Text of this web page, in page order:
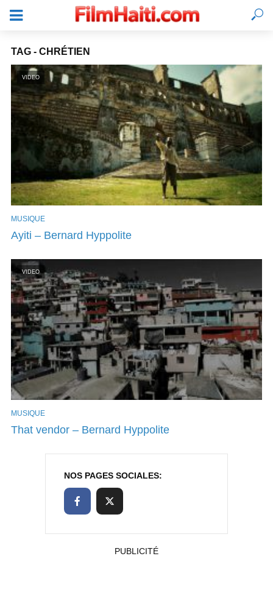
SE CONNECTER
TAG - CHRÉTIEN
VIDEO
MUSIQUE
Ayiti – Bernard Hyppolite
VIDEO
MUSIQUE
That vendor – Bernard Hyppolite
NOS PAGES SOCIALES:
PUBLICITÉ